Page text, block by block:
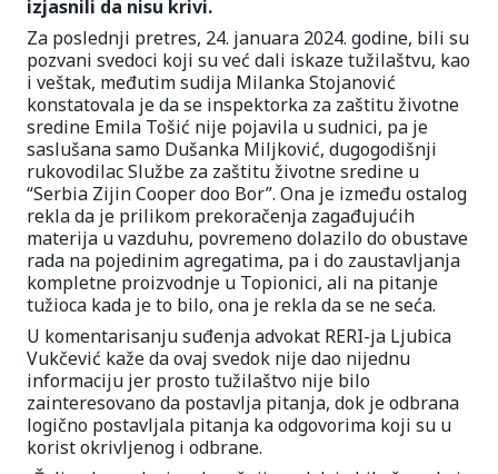
izjasnili da nisu krivi.
Za poslednji pretres, 24. januara 2024. godine, bili su
pozvani svedoci koji su već dali iskaze tužilaštvu, kao
i veštak, međutim sudija Milanka Stojanović
konstatovala je da se inspektorka za zaštitu životne
sredine Emila Tošić nije pojavila u sudnici, pa je
saslušana samo Dušanka Miljković, dugogodišnji
rukovodilac Službe za zaštitu životne sredine u
“Serbia Zijin Cooper doo Bor”. Ona je između ostalog
rekla da je prilikom prekoračenja zagađujućih
materija u vazduhu, povremeno dolazilo do obustave
rada na pojedinim agregatima, pa i do zaustavljanja
kompletne proizvodnje u Topionici, ali na pitanje
tužioca kada je to bilo, ona je rekla da se ne seća.
U komentarisanju suđenja advokat RERI-ja Ljubica
Vukčević kaže da ovaj svedok nije dao nijednu
informaciju jer prosto tužilaštvo nije bilo
zainteresovano da postavlja pitanja, dok je odbrana
logično postavljala pitanja ka odgovorima koji su u
korist okrivljenog i odbrane.